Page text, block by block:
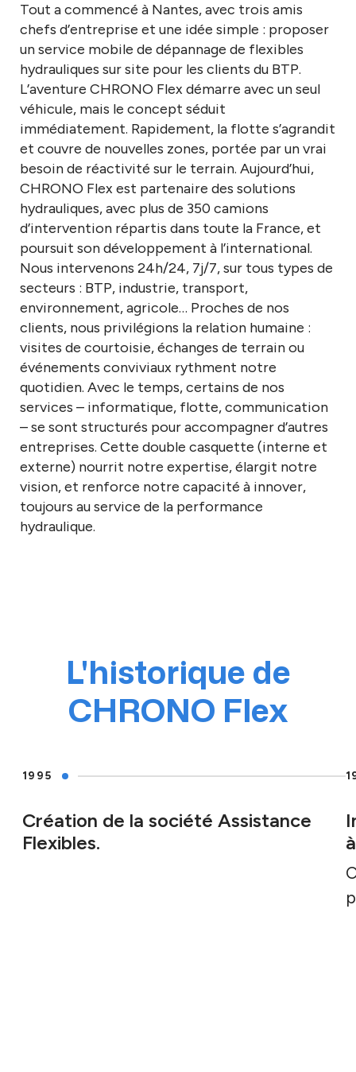
Tout a commencé à Nantes, avec trois amis
chefs d’entreprise et une idée simple : proposer
un service mobile de dépannage de flexibles
hydrauliques sur site pour les clients du BTP.
L’aventure CHRONO Flex démarre avec un seul
véhicule, mais le concept séduit
immédiatement. Rapidement, la flotte s’agrandit
et couvre de nouvelles zones, portée par un vrai
besoin de réactivité sur le terrain. Aujourd’hui,
CHRONO Flex est partenaire des solutions
hydrauliques, avec plus de 350 camions
d’intervention répartis dans toute la France, et
poursuit son développement à l’international.
Nous intervenons 24h/24, 7j/7, sur tous types de
secteurs : BTP, industrie, transport,
environnement, agricole… Proches de nos
clients, nous privilégions la relation humaine :
visites de courtoisie, échanges de terrain ou
événements conviviaux rythment notre
quotidien. Avec le temps, certains de nos
services – informatique, flotte, communication
– se sont structurés pour accompagner d’autres
entreprises. Cette double casquette (interne et
externe) nourrit notre expertise, élargit notre
vision, et renforce notre capacité à innover,
toujours au service de la performance
hydraulique.
L'historique de
CHRONO Flex​
1995
Création de la société Assistance
Flexibles.